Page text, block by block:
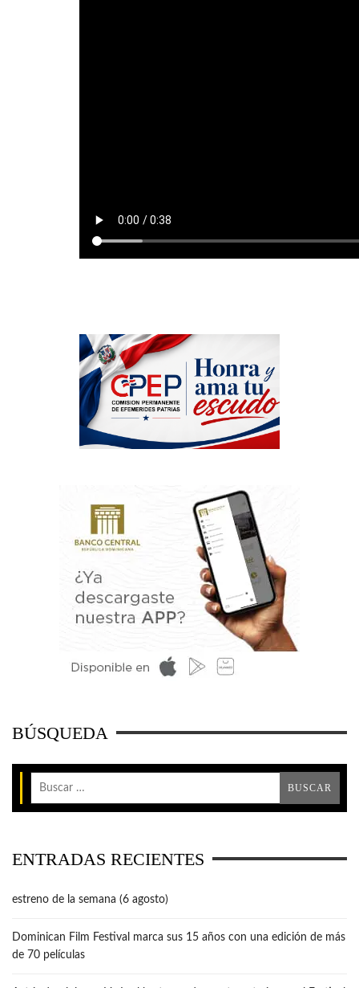
BÚSQUEDA
ENTRADAS RECIENTES
estreno de la semana (6 agosto)
Dominican Film Festival marca sus 15 años con una edición de más
de 70 películas